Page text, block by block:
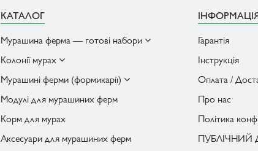
КАТАЛОГ
Мурашина ферма — готові набори
Колонії мурах
Мурашині ферми (формикарії)
Модулі для мурашиних ферм
Корм для мурах
Аксесуари для мурашиних ферм
Гарантія
Інструкція
Оплата /
Про нас
Політика
ПУБЛІЧНИЙ